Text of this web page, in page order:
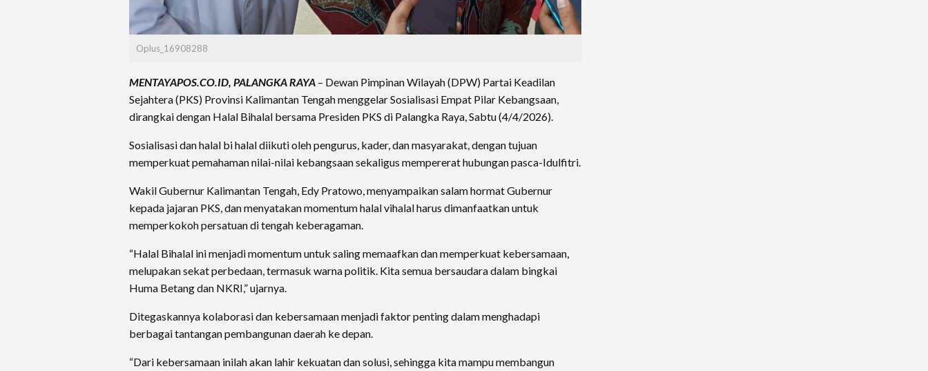
Oplus_16908288
MENTAYAPOS.CO.ID, PALANGKA RAYA – Dewan Pimpinan Wilayah (DPW) Partai Keadilan
Sejahtera (PKS) Provinsi Kalimantan Tengah menggelar Sosialisasi Empat Pilar Kebangsaan,
dirangkai dengan Halal Bihalal bersama Presiden PKS di Palangka Raya, Sabtu (4/4/2026).
Sosialisasi dan halal bi halal diikuti oleh pengurus, kader, dan masyarakat, dengan tujuan
memperkuat pemahaman nilai-nilai kebangsaan sekaligus mempererat hubungan pasca-Idulfitri.
Wakil Gubernur Kalimantan Tengah, Edy Pratowo, menyampaikan salam hormat Gubernur
kepada jajaran PKS, dan menyatakan momentum halal vihalal harus dimanfaatkan untuk
memperkokoh persatuan di tengah keberagaman.
“Halal Bihalal ini menjadi momentum untuk saling memaafkan dan memperkuat kebersamaan,
melupakan sekat perbedaan, termasuk warna politik. Kita semua bersaudara dalam bingkai
Huma Betang dan NKRI,” ujarnya.
Ditegaskannya kolaborasi dan kebersamaan menjadi faktor penting dalam menghadapi
berbagai tantangan pembangunan daerah ke depan.
“Dari kebersamaan inilah akan lahir kekuatan dan solusi, sehingga kita mampu membangun